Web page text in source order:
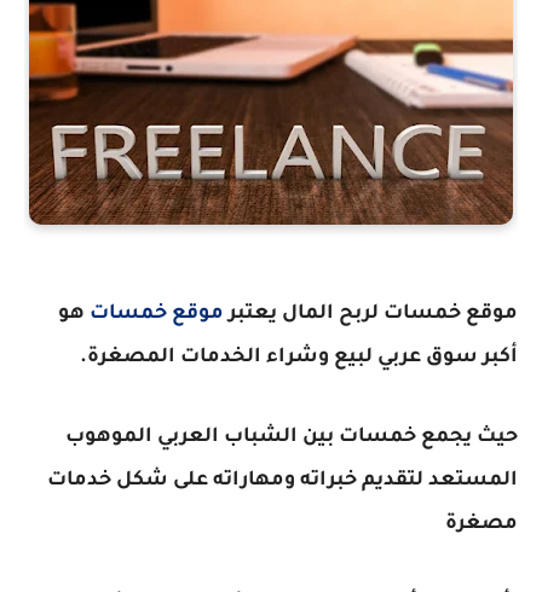
موقع خمسات لربح المال يعتبرموقع خمسات هو
أكبر سوق عربي لبيع وشراء الخدمات المصغرة.
حيث يجمع خمسات بين الشباب العربي الموهوب
المستعد لتقديم خبراته ومهاراته على شكل خدمات
مصغرة